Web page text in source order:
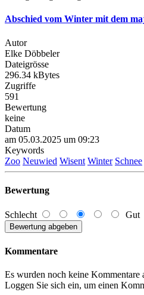
Abschied vom Winter mit dem
Autor
Elke Döbbeler
Dateigrösse
296.34 kBytes
Zugriffe
591
Bewertung
keine
Datum
am 05.03.2025 um 09:23
Keywords
Zoo Neuwied Wisent Winter Schnee
Bewertung
Schlecht Gut
Kommentare
Es wurden noch keine Kommentare
Loggen Sie sich ein, um einen